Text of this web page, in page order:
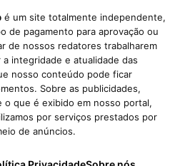
é um site totalmente independente,
de pagamento para aprovação ou
de nossos redatores trabalharem
integridade e atualidade das
nosso conteúdo pode ficar
Sobre as publicidades,
que é exibido em nosso portal,
por serviços prestados por
de anúncios.